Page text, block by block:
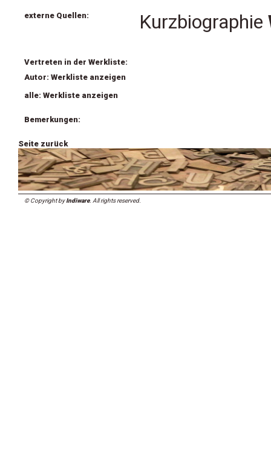
externe Quellen: Kurzbiographie
Vertreten in der Werkliste:
Autor: Werkliste anzeigen
alle: Werkliste anzeigen
Bemerkungen:
Seite zurück
© Copyright byIndiware. All rights reserved.